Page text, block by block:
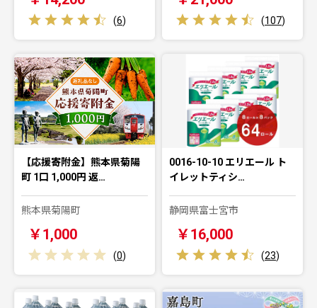
(6) (107)
【応援寄附金】熊本県菊陽
町 1口 1,000円 返…
熊本県菊陽町
￥1,000
(0)
0016-10-10 エリエール ト
イレットティシ…
静岡県富士宮市
￥16,000
(23)